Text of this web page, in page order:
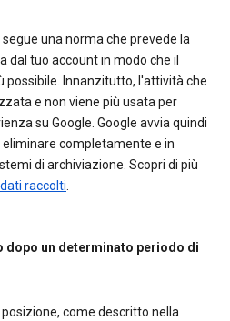
una norma che prevede la
dal tuo account in modo che il
possibile. Innanzitutto, l'attività che
e non viene più usata per
su Google. Google avvia quindi
completamente e in
di archiviazione. Scopri di più
raccolti.
dopo un determinato periodo di
come descritto nella